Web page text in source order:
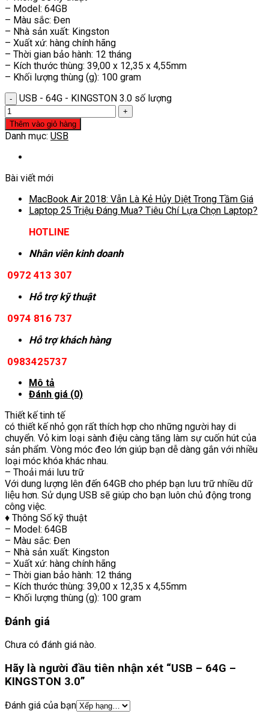
– Model: 64GB
– Màu sắc: Đen
– Nhà sản xuất: Kingston
– Xuất xứ: hàng chính hãng
– Thời gian bảo hành: 12 tháng
– Kích thước thùng: 39,00 x 12,35 x 4,55mm
– Khối lượng thùng (g): 100 gram
USB - 64G - KINGSTON 3.0 số lượng
Thêm vào giỏ hàng
Danh mục: USB
Bài viết mới
MacBook Air 2018: Vẫn Là Kẻ Hủy Diệt Trong Tầm Giá
Laptop 25 Triệu Đáng Mua? Tiêu Chí Lựa Chọn Laptop?
HOTLINE
Nhân viên kinh doanh
0972 413 307
Hỗ trợ kỹ thuật
0974 816 737
Hỗ trợ khách hàng
0983425737
Mô tả
Đánh giá (0)
Thiết kế tinh tế
có thiết kế nhỏ gọn rất thích hợp cho những người hay di
chuyển. Vỏ kim loại sành điệu càng tăng làm sự cuốn hút của
sản phẩm. Vòng móc đeo lớn giúp bạn dễ dàng gắn với nhiều
loại móc khóa khác nhau.
– Thoải mái lưu trữ
Với dung lượng lên đến 64GB cho phép bạn lưu trữ nhiều dữ
liệu hơn. Sử dụng USB sẽ giúp cho bạn luôn chủ động trong
công việc.
♦ Thông Số kỹ thuật
– Model: 64GB
– Màu sắc: Đen
– Nhà sản xuất: Kingston
– Xuất xứ: hàng chính hãng
– Thời gian bảo hành: 12 tháng
– Kích thước thùng: 39,00 x 12,35 x 4,55mm
– Khối lượng thùng (g): 100 gram
Đánh giá
Chưa có đánh giá nào.
Hãy là người đầu tiên nhận xét “USB – 64G –
KINGSTON 3.0”
Đánh giá của bạn